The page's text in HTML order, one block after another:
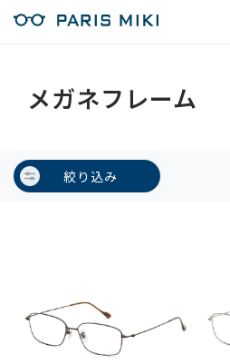
メガネフレーム
絞り込み